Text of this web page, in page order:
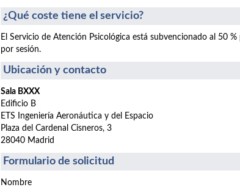
¿Qué coste tiene el servicio?
El Servicio de Atención Psicológica está subvencionado al 50
por sesión.
Ubicación y contacto
Sala BXXX
Edificio B
ETS Ingeniería Aeronáutica y del Espacio
Plaza del Cardenal Cisneros, 3
28040 Madrid
Formulario de solicitud
Nombre